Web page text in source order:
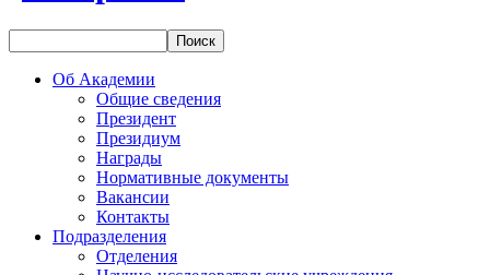
Об Академии
Общие сведения
Президент
Президиум
Награды
Нормативные документы
Вакансии
Контакты
Подразделения
Отделения